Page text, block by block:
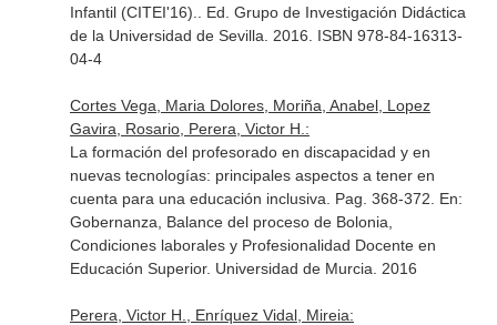
Infantil (CITEI'16).
. Ed. Grupo de Investigación Didáctica
de la Universidad de Sevilla. 2016. ISBN 978-84-16313-
04-4
Cortes Vega, Maria Dolores, Moriña, Anabel, Lopez
Gavira, Rosario, Perera, Victor H.:
La formación del profesorado en discapacidad y en
nuevas tecnologías: principales aspectos a tener en
cuenta para una educación inclusiva. Pag. 368-372. En:
Gobernanza, Balance del proceso de Bolonia,
Condiciones laborales y Profesionalidad Docente en
Educación Superior. Universidad de Murcia. 2016
Perera, Victor H., Enríquez Vidal, Mireia: